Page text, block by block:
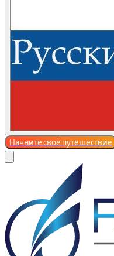
Начните своё путешествие